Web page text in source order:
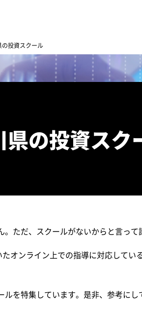
の投資スクール
県の投資スク
ただ、スクールがないからと言って
オンライン上での指導に対応してい
を特集しています。是非、参考にし